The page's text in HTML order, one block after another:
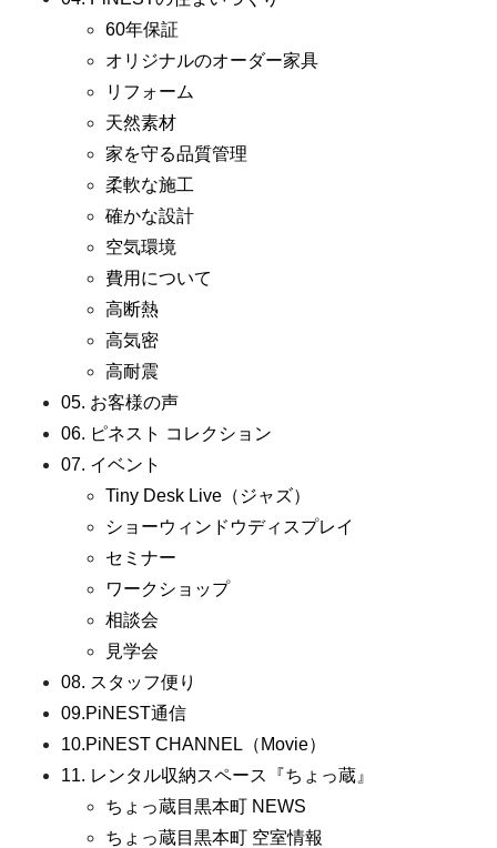
60年保証
オリジナルのオーダー家具
リフォーム
天然素材
家を守る品質管理
柔軟な施工
確かな設計
空気環境
費用について
高断熱
高気密
高耐震
05. お客様の声
06. ピネスト コレクション
07. イベント
Tiny Desk Live（ジャズ）
ショーウィンドウディスプレイ
セミナー
ワークショップ
相談会
見学会
08. スタッフ便り
09.PiNEST通信
10.PiNEST CHANNEL（Movie）
11. レンタル収納スペース『ちょっ蔵』
ちょっ蔵目黒本町 NEWS
ちょっ蔵目黒本町 空室情報